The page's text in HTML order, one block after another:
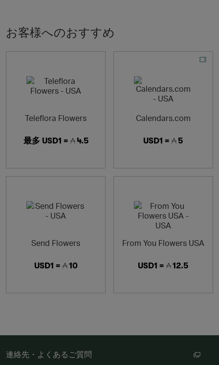
お客様へのおすすめ
Teleflora Flowers
最多 USD1 = 4.5
Calendars.com
USD1 = 5
Send Flowers
USD1 = 10
From You Flowers USA
USD1 = 12.5
連絡先・よくあるご質問